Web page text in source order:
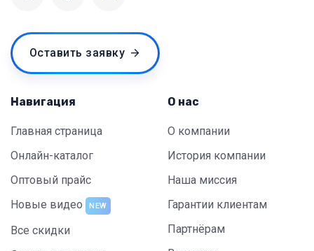
Оставить заявку
Навигация
Главная страница
Онлайн-каталог
Оптовый прайс
Новые видео
NEW
Все скидки
О нас
О компании
История компании
Наша миссия
Гарантии клиентам
Партнёрам